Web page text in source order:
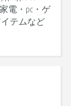
家電・pc・ゲ
テムなど